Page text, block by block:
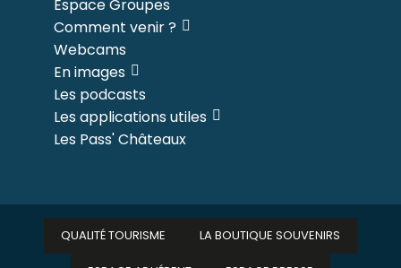
Espace Groupes
Comment venir ?
Webcams
En images
Les podcasts
Les applications utiles
Les Pass' Châteaux
QUALITÉ TOURISME LA BOUTIQUE SOUVENIRS